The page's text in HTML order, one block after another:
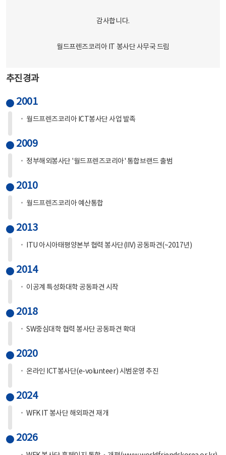
감사합니다.
월드프렌즈코리아 IT 봉사단 사무국 드림
추진경과
2001
월드프렌즈코리아 ICT봉사단 사업 발족
2009
정부해외봉사단 '월드프렌즈코리아' 통합브랜드 출범
2010
월드프렌즈코리아 예산통합
2013
ITU 아시아태평양본부 협력 봉사단(IIV) 공동파견(~2017년)
2014
이공계 특성화대학 공동파견 시작
2018
SW중심대학 협력 봉사단 공동파견 확대
2020
온라인 ICT봉사단(e-volunteer) 시범운영 추진
2024
WFK IT 봉사단 해외파견 재개
2026